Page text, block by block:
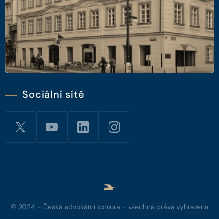
Sociální sítě
© 2024 - Česká advokátní komora - všechna práva vyhrazena